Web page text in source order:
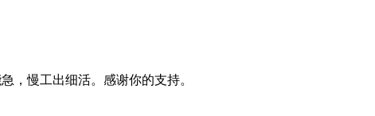
，慢工出细活。感谢你的支持。